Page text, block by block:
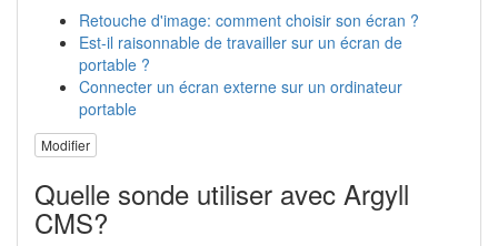
Retouche d'image: comment choisir son écran ?
Est-il raisonnable de travailler sur un écran de
portable ?
Connecter un écran externe sur un ordinateur
portable
Modifier
Quelle sonde utiliser avec Argyll
CMS?